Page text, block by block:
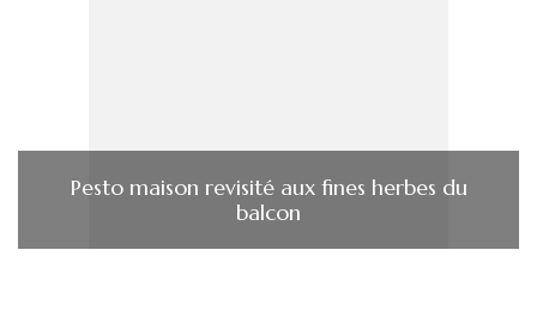
Pesto maison revisité aux fines herbes du
balcon